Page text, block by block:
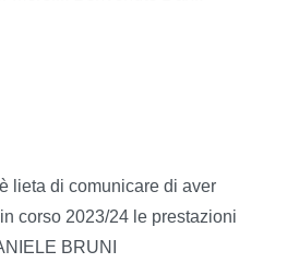
lieta di comunicare di aver
corso 2023/24 le prestazioni
BRUNI